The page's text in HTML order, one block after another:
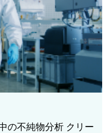
の不純物分析 クリー